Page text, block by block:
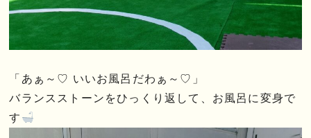
「あぁ～♡ いいお風呂だわぁ～♡」
バランスストーンをひっくり返して、お風呂に変身で
す